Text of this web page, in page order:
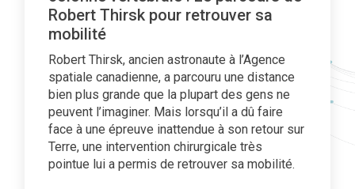
Robert Thirsk pour retrouver sa
mobilité
Robert Thirsk, ancien astronaute à l’Agence
spatiale canadienne, a parcouru une distance
bien plus grande que la plupart des gens ne
peuvent l’imaginer. Mais lorsqu’il a dû faire
face à une épreuve inattendue à son retour sur
Terre, une intervention chirurgicale très
pointue lui a permis de retrouver sa mobilité.